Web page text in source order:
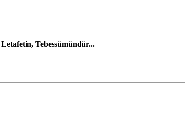
Tebessümündür...